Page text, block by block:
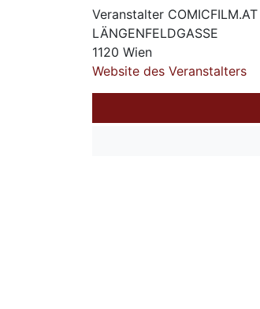
Veranstalter COMICFILM.AT
LÄNGENFELDGASSE
1120 Wien
Website des Veranstalters